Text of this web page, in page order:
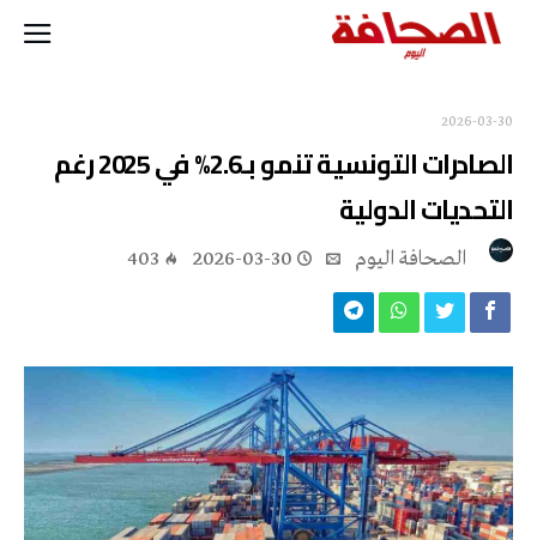
2026-03-30
الصادرات التونسية تنمو بـ2.6% في 2025 رغم
التحديات الدولية
2026-03-30
403